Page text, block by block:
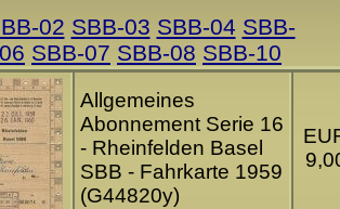
02 SBB-03 SBB-04 SBB-
SBB-07 SBB-08 SBB-10
Allgemeines
Abonnement Serie 16
- Rheinfelden Basel
SBB - Fahrkarte 1959
(G44820y)